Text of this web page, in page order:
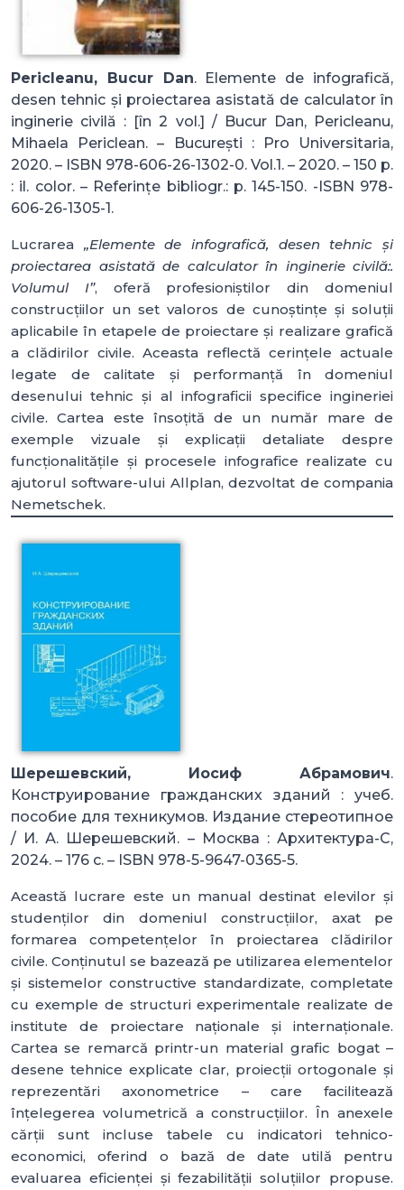
Pericleanu, Bucur Dan. Elemente de infografică,
desen tehnic și proiectarea asistată de calculator în
inginerie civilă : [în 2 vol.] / Bucur Dan, Pericleanu,
Mihaela Periclean. – București : Pro Universitaria,
2020. – ISBN 978-606-26-1302-0. Vol.1. – 2020. – 150 p.
: il. color. – Referințe bibliogr.: p. 145-150. -ISBN 978-
606-26-1305-1.
Lucrarea „Elemente de infografică, desen tehnic și
proiectarea asistată de calculator în inginerie civilă:.
Volumul I”, oferă profesioniștilor din domeniul
construcțiilor un set valoros de cunoștințe și soluții
aplicabile în etapele de proiectare și realizare grafică
a clădirilor civile. Aceasta reflectă cerințele actuale
legate de calitate și performanță în domeniul
desenului tehnic și al infograficii specifice ingineriei
civile. Cartea este însoțită de un număr mare de
exemple vizuale și explicații detaliate despre
funcționalitățile și procesele infografice realizate cu
ajutorul software-ului Allplan, dezvoltat de compania
Nemetschek.
Шерешевский, Иосиф Абрамович.
Конструирование гражданских зданий : учеб.
пособие для техникумов. Издание стереотипное
/ И. А. Шерешевский. – Москва : Архитектура-С,
2024. – 176 с. – ISBN 978-5-9647-0365-5.
Această lucrare este un manual destinat elevilor și
studenților din domeniul construcțiilor, axat pe
formarea competențelor în proiectarea clădirilor
civile. Conținutul se bazează pe utilizarea elementelor
și sistemelor constructive standardizate, completate
cu exemple de structuri experimentale realizate de
institute de proiectare naționale și internaționale.
Cartea se remarcă printr-un material grafic bogat –
desene tehnice explicate clar, proiecții ortogonale și
reprezentări axonometrice – care facilitează
înțelegerea volumetrică a construcțiilor. În anexele
cărții sunt incluse tabele cu indicatori tehnico-
economici, oferind o bază de date utilă pentru
evaluarea eficienței și fezabilității soluțiilor propuse.